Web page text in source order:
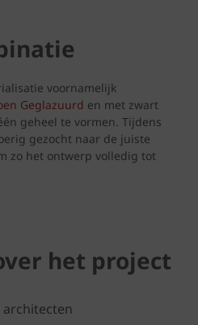
voornamelijk
Geglazuurd en met zwart
geheel te vormen. Tijdens
gezocht naar de juiste
zo het ontwerp volledig tot
het project
architecten